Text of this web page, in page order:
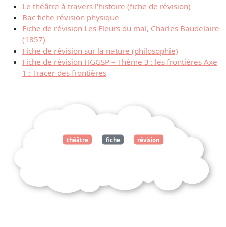
Le théâtre à travers l'histoire (fiche de révision)
Bac fiche révision physique
Fiche de révision Les Fleurs du mal, Charles Baudelaire
(1857)
Fiche de révision sur la nature (philosophie)
Fiche de révision HGGSP – Thème 3 : les frontières Axe
1 : Tracer des frontières
théâtre fiche révision